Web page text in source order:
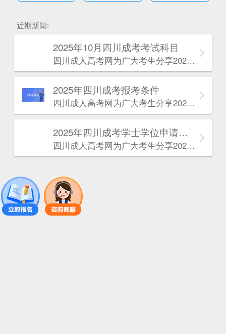
近期新闻:
2025年10月四川成考考试科目
四川成人高考网​为广大考生分享2025年10月四川成考考试科目。为广大在职人员和社会人士提供学历提升的机会。更多四川成考考试信息，欢迎在线访问四川成人高考网。
2025年‌‌‌‌四川成考报考条件
四川成人高考网​为广大考生分享2025年‌‌‌‌四川成考报考条件。为广大在职人员和社会人士提供学历提升的机会。更多四川成考考试信息，欢迎在线访问四川成人高考网。
2025年‌‌‌‌四川成考学士学位申请条件
四川成人高考网​为广大考生分享2025年‌‌‌‌四川成考学士学位申请条件。为广大在职人员和社会人士提供学历提升的机会。更多四川成考考试信息，欢迎在线访问四川成人高考网。